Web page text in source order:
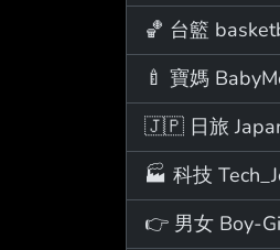
🏀 台籃
🍼 寶媽
🇯🇵 日旅
🏭 科技
👉 男女 Boy-